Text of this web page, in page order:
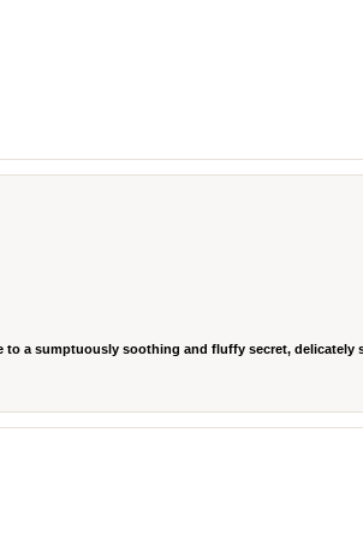
a sumptuously soothing and fluffy secret, delicately